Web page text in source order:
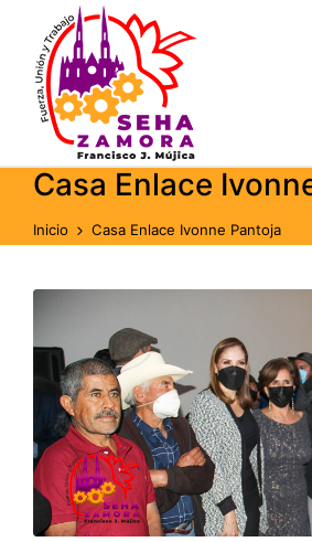
Casa Enlace
Inicio Casa Enlace Ivonne Pantoja